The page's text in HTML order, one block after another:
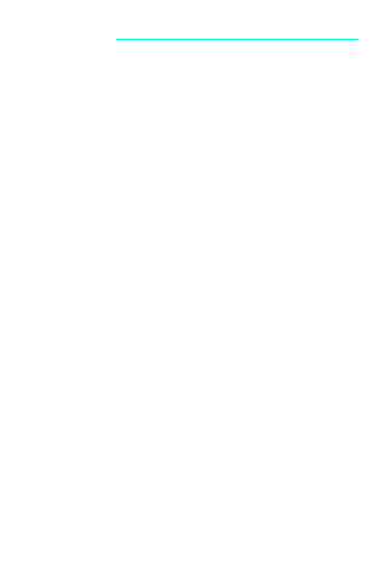
Agenciamento Produção